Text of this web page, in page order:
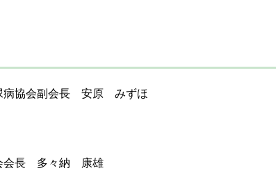
病協会副会長 安原 みずほ
会長 多々納 康雄